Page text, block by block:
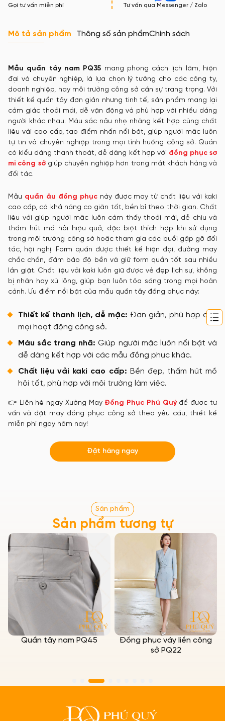
Gọi tư vấn miễn phí Tư vấn qua Messenger / Zalo
Mô tả sản phẩm Thông số sản phẩmChính sách
Mẫu quần tây nam PQ35 mang phong cách lịch lãm, hiện
đại và chuyên nghiệp, là lựa chọn lý tưởng cho các công ty,
doanh nghiệp, hay môi trường công sở cần sự trang trọng. Với
thiết kế quần tây đơn giản nhưng tinh tế, sản phẩm mang lại
cảm giác thoải mái, dễ vận động và phù hợp với nhiều dáng
người khác nhau. Màu sắc nâu nhẹ nhàng kết hợp cùng chất
liệu vải cao cấp, tạo điểm nhấn nổi bật, giúp người mặc luôn
tự tin và chuyên nghiệp trong mọi tình huống công sở. Quần
có kiểu dáng thanh thoát, dễ dàng kết hợp với đồng phục sơ
mi công sởgiúp chuyên nghiệp hơn trong mắt khách hàng và
đối tác.
Mẫu quần âu đồng phụcnày được may từ chất liệu vải kaki
cao cấp, có khả năng co giãn tốt, bền bỉ theo thời gian. Chất
liệu vải giúp người mặc luôn cảm thấy thoải mái, dễ chịu và
thấm hút mồ hôi hiệu quả, đặc biệt thích hợp khi sử dụng
trong môi trường công sở hoặc tham gia các buổi gặp gỡ đối
tác, hội nghị. Form quần được thiết kế hiện đại, đường may
chắc chắn, đảm bảo độ bền và giữ form quần tốt sau nhiều
lần giặt. Chất liệu vải kaki luôn giữ được vẻ đẹp lịch sự, không
bị nhăn hay xù lông, giúp bạn luôn tỏa sáng trong mọi hoàn
cảnh. Ưu điểm nổi bật của mẫu quần tây đồng phục này:
Thiết kế thanh lịch, dễ mặc: Đơn giản, phù hợp cho
mọi hoạt động công sở.
Màu sắc trang nhã: Giúp người mặc luôn nổi bật và
dễ dàng kết hợp với các mẫu đồng phục khác.
Chất liệu vải kaki cao cấp: Bền đẹp, thấm hút mồ
hôi tốt, phù hợp với môi trường làm việc.
👉 Liên hệ ngay Xưởng May Đồng Phục Phú Quýđể được tư
vấn và đặt may đồng phục công sở theo yêu cầu, thiết kế
miễn phí ngay hôm nay!
Đặt hàng ngay
Sản phẩm
Sản phẩm tương tự
Quần tây nam PQ45
Đồng phục váy liền công
sở PQ22